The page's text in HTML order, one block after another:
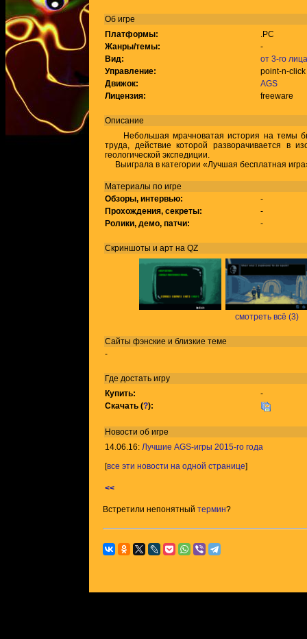
Об игре
Платформы:
.PC
Жанры/темы:
-
Вид:
от 3-го лица
Управление:
point-n-click
Движок:
AGS
Лицензия:
freeware
Описание
Небольшая мрачноватая история на темы
труда, действие которой разворачивается в
геологической экспедиции.
Выиграла в категории «Лучшая бесплатная
Материалы по игре
Обзоры, интервью:
-
Прохождения, секреты:
-
Ролики, демо, патчи:
-
Скриншоты и арт на QZ
смотреть всё (3)
Сайты фэнские и близкие теме
-
Где достать игру
Купить:
-
Скачать (?):
Новости об игре
14.06.16: Лучшие AGS-игры 2015-го года
[все эти новости на одной странице]
<<
Встретили непонятный термин?